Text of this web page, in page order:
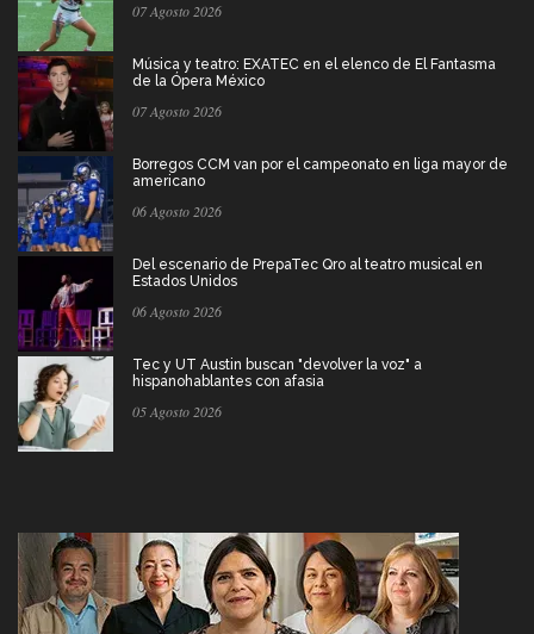
07 Agosto 2026
Música y teatro: EXATEC en el elenco de El Fantasma
de la Ópera México
07 Agosto 2026
Borregos CCM van por el campeonato en liga mayor de
americano
06 Agosto 2026
Del escenario de PrepaTec Qro al teatro musical en
Estados Unidos
06 Agosto 2026
Tec y UT Austin buscan "devolver la voz" a
hispanohablantes con afasia
05 Agosto 2026